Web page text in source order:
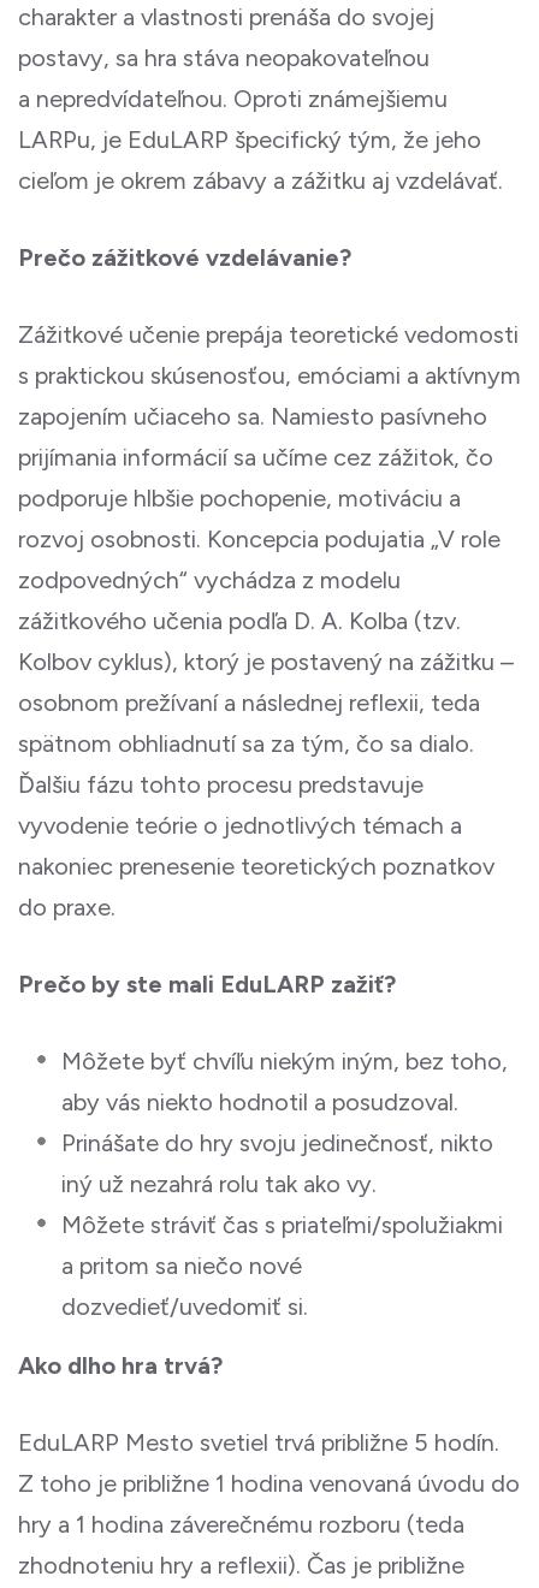
charakter a vlastnosti prenáša do svojej
postavy, sa hra stáva neopakovateľnou
a nepredvídateľnou. Oproti známejšiemu
LARPu, je EduLARP špecifický tým, že jeho
cieľom je okrem zábavy a zážitku aj vzdelávať.
Prečo zážitkové vzdelávanie?
Zážitkové učenie prepája teoretické vedomosti
s praktickou skúsenosťou, emóciami a aktívnym
zapojením učiaceho sa. Namiesto pasívneho
prijímania informácií sa učíme cez zážitok, čo
podporuje hlbšie pochopenie, motiváciu a
rozvoj osobnosti. Koncepcia podujatia „V role
zodpovedných“ vychádza z modelu
zážitkového učenia podľa D. A. Kolba (tzv.
Kolbov cyklus), ktorý je postavený na zážitku –
osobnom prežívaní a následnej reflexii, teda
spätnom obhliadnutí sa za tým, čo sa dialo.
Ďalšiu fázu tohto procesu predstavuje
vyvodenie teórie o jednotlivých témach a
nakoniec prenesenie teoretických poznatkov
do praxe.
Prečo by ste mali EduLARP zažiť?
Môžete byť chvíľu niekým iným, bez toho,
aby vás niekto hodnotil a posudzoval.
Prinášate do hry svoju jedinečnosť, nikto
iný už nezahrá rolu tak ako vy.
Môžete stráviť čas s priateľmi/spolužiakmi
a pritom sa niečo nové
dozvedieť/uvedomiť si.
Ako dlho hra trvá?
EduLARP Mesto svetiel trvá približne 5 hodín.
Z toho je približne 1 hodina venovaná úvodu do
hry a 1 hodina záverečnému rozboru (teda
zhodnoteniu hry a reflexii). Čas je približne